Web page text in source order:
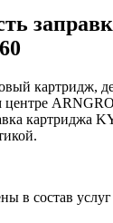
картридж,
центре
картриджа
в состав услуг